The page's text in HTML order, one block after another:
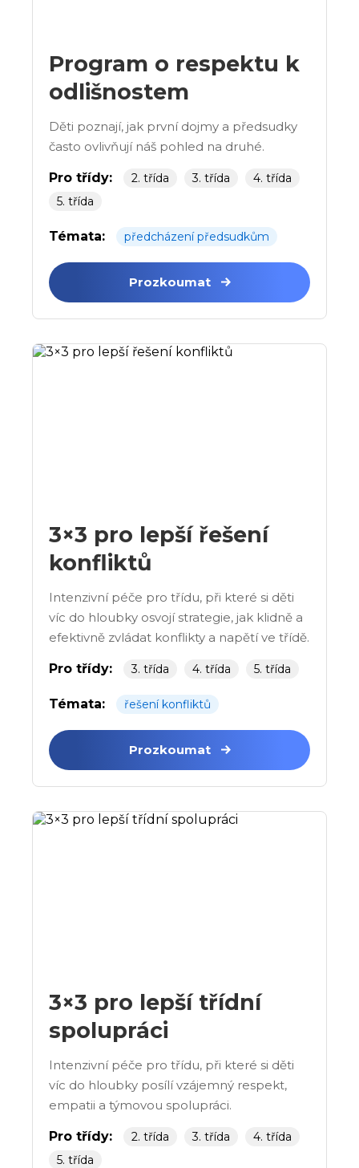
Program o respektu k
odlišnostem
Děti poznají, jak první dojmy a předsudky
často ovlivňují náš pohled na druhé.
Pro třídy: 2. třída 3. třída
4. třída
5. třída
Témata: předcházení předsudkům
Prozkoumat
3×3 pro lepší řešení
konfliktů
Intenzivní péče pro třídu, při které si děti
víc do hloubky osvojí strategie, jak klidně a
efektivně zvládat konflikty a napětí ve třídě.
Pro třídy: 3. třída 4. třída 5. třída
Témata: řešení konfliktů
Prozkoumat
3×3 pro lepší třídní
spolupráci
Intenzivní péče pro třídu, při které si děti
víc do hloubky posílí vzájemný respekt,
empatii a týmovou spolupráci.
Pro třídy: 2. třída 3. třída
4. třída
5. třída